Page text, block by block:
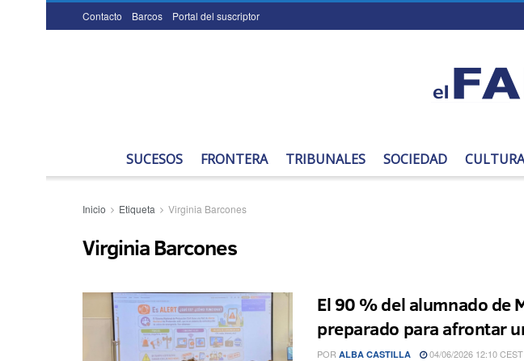
Contacto Barcos Portal del suscriptor
SUCESOS FRONTERA TRIBUNALES SOCIEDAD CULTURA
Inicio Etiqueta Virginia Barcones
Virginia Barcones
El 90 % del alumnado de
preparado para afrontar
POR ALBA CASTILLA 04/06/2026 12:10 CEST